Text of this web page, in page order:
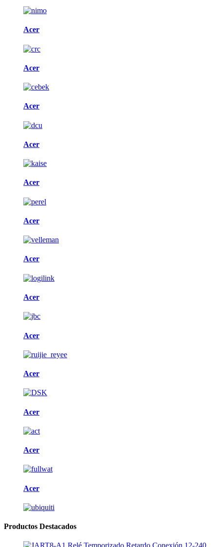
Acer
Acer
Acer
Acer
Acer
Acer
Acer
Acer
Acer
Acer
Acer
Acer
Acer
Productos Destacados